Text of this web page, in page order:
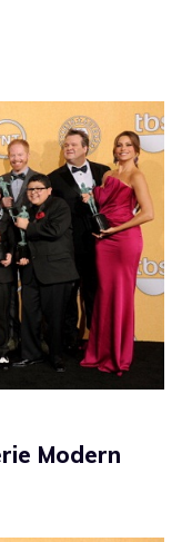
Modern